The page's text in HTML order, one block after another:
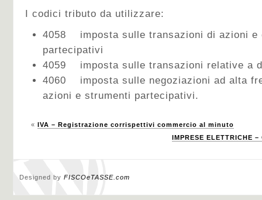
I codici tributo da utilizzare:
4058 imposta sulle transazioni di azioni e
partecipativi
4059 imposta sulle transazioni relative a
4060 imposta sulle negoziazioni ad alta
azioni e strumenti partecipativi.
« IVA – Registrazione corrispettivi commercio al minuto
IMPRESE ELETTRICHE
Designed by FISCOeTASSE.com